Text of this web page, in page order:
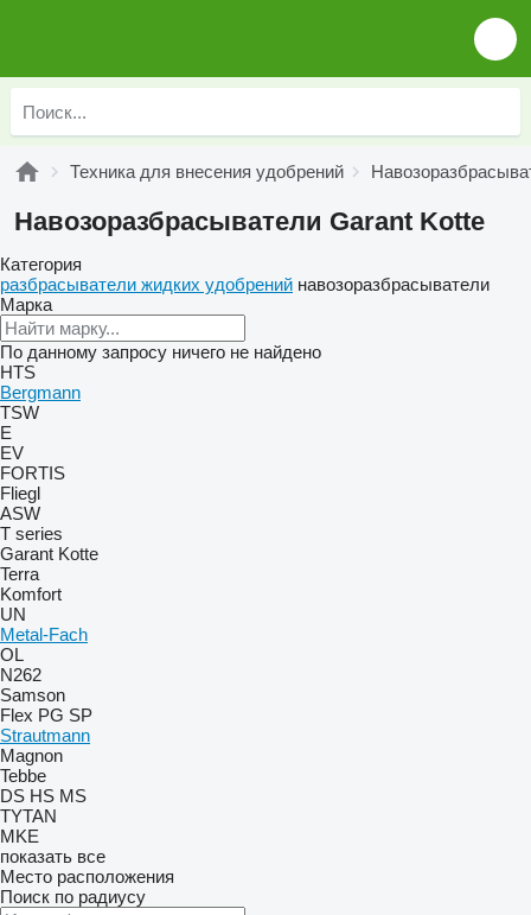
Техника для внесения удобрений
Навозоразбрасыватели Garant Kotte
Категория
разбрасыватели жидких удобрений навозоразбрасыватели
Марка
По данному запросу ничего не найдено
HTS
Bergmann
TSW
E
EV
FORTIS
Fliegl
ASW
T series
Garant Kotte
Terra
Komfort
UN
Metal-Fach
OL
N262
Samson
Flex PG SP
Strautmann
Magnon
Tebbe
DS HS MS
TYTAN
MKE
показать все
Место расположения
Поиск по радиусу